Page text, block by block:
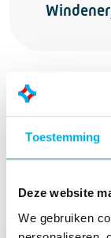
Toestemming
Deze website
We gebruiken
Zie ook